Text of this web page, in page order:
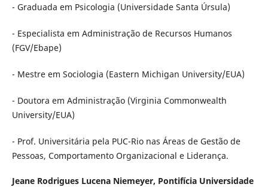
- Graduada em Psicologia (Universidade Santa Úrsula)
- Especialista em Administração de Recursos Humanos
(FGV/Ebape)
- Mestre em Sociologia (Eastern Michigan University/EUA)
- Doutora em Administração (Virginia Commonwealth
University/EUA)
- Prof. Universitária pela PUC-Rio nas Áreas de Gestão de
Pessoas, Comportamento Organizacional e Liderança.
Jeane Rodrigues Lucena Niemeyer, Pontifícia Universidade